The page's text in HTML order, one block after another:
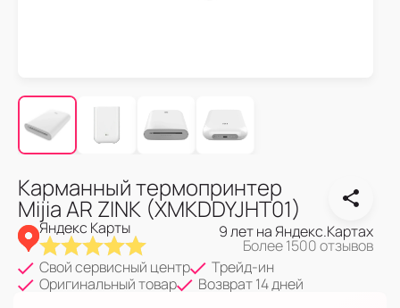
Карманный термопринтер
Mijia AR ZINK (XMKDDYJHT01)
Яндекс Карты 9 лет на Яндекс.Картах
Более 1500 отзывов
Свой сервисный центр
Трейд-ин
Оригинальный товар
Возврат 14 дней